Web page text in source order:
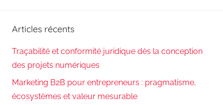
Articles récents
Traçabilité et conformité juridique dès la conception
des projets numériques
Marketing B2B pour entrepreneurs : pragmatisme,
écosystèmes et valeur mesurable